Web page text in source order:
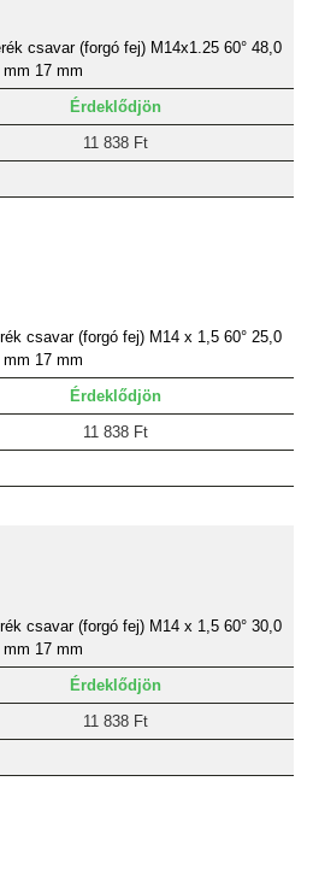
csavar (forgó fej) M14x1.25 60° 48,0
mm 17 mm
Érdeklődjön
11 838 Ft
csavar (forgó fej) M14 x 1,5 60° 25,0
mm 17 mm
Érdeklődjön
11 838 Ft
csavar (forgó fej) M14 x 1,5 60° 30,0
mm 17 mm
Érdeklődjön
11 838 Ft